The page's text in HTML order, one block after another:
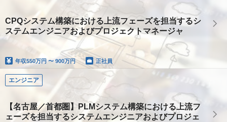
CPQシステム構築における上流フェーズを担当するシ
ステムエンジニアおよびプロジェクトマネージャ
年収550万円 〜 900万円 正社員
エンジニア
【名古屋／首都圏】PLMシステム構築における上流フ
ェーズを担当するシステムエンジニアおよびプロジェ